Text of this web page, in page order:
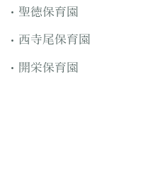
聖徳保育園
西寺尾保育園
開栄保育園